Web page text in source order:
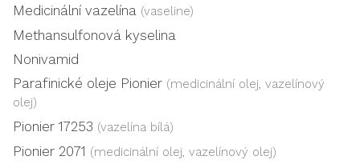
Medicinální vazelína (vaseline)
Methansulfonová kyselina
Nonivamid
Parafinické oleje Pionier (medicinální olej, vazelínový
olej)
Pionier 17253 (vazelína bílá)
Pionier 2071 (medicinální olej, vazelínový olej)